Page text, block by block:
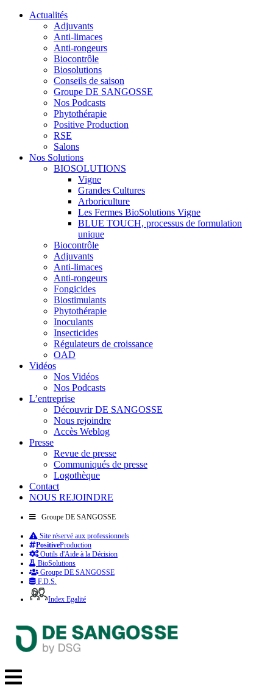
Actualités
Adjuvants
Anti-limaces
Anti-rongeurs
Biocontrôle
Biosolutions
Conseils de saison
Groupe DE SANGOSSE
Nos Podcasts
Phytothérapie
Positive Production
RSE
Salons
Nos Solutions
BIOSOLUTIONS
Vigne
Grandes Cultures
Arboriculture
Les Fermes BioSolutions Vigne
BLUE TOUCH, processus de formulation
unique
Biocontrôle
Adjuvants
Anti-limaces
Anti-rongeurs
Fongicides
Biostimulants
Phytothérapie
Inoculants
Insecticides
Régulateurs de croissance
OAD
Vidéos
Nos Vidéos
Nos Podcasts
L’entreprise
Découvrir DE SANGOSSE
Nous rejoindre
Accès Weblog
Presse
Revue de presse
Communiqués de presse
Logothèque
Contact
NOUS REJOINDRE
Groupe DE SANGOSSE
Site réservé aux professionnels
PositiveProduction
Outils d'Aide à la Décision
BioSolutions
Groupe DE SANGOSSE
F.D.S.
Index Egalité